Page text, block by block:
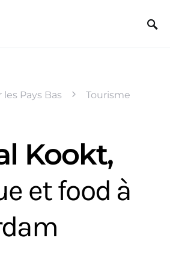
les Pays Bas
Tourisme
Kookt,
et food à